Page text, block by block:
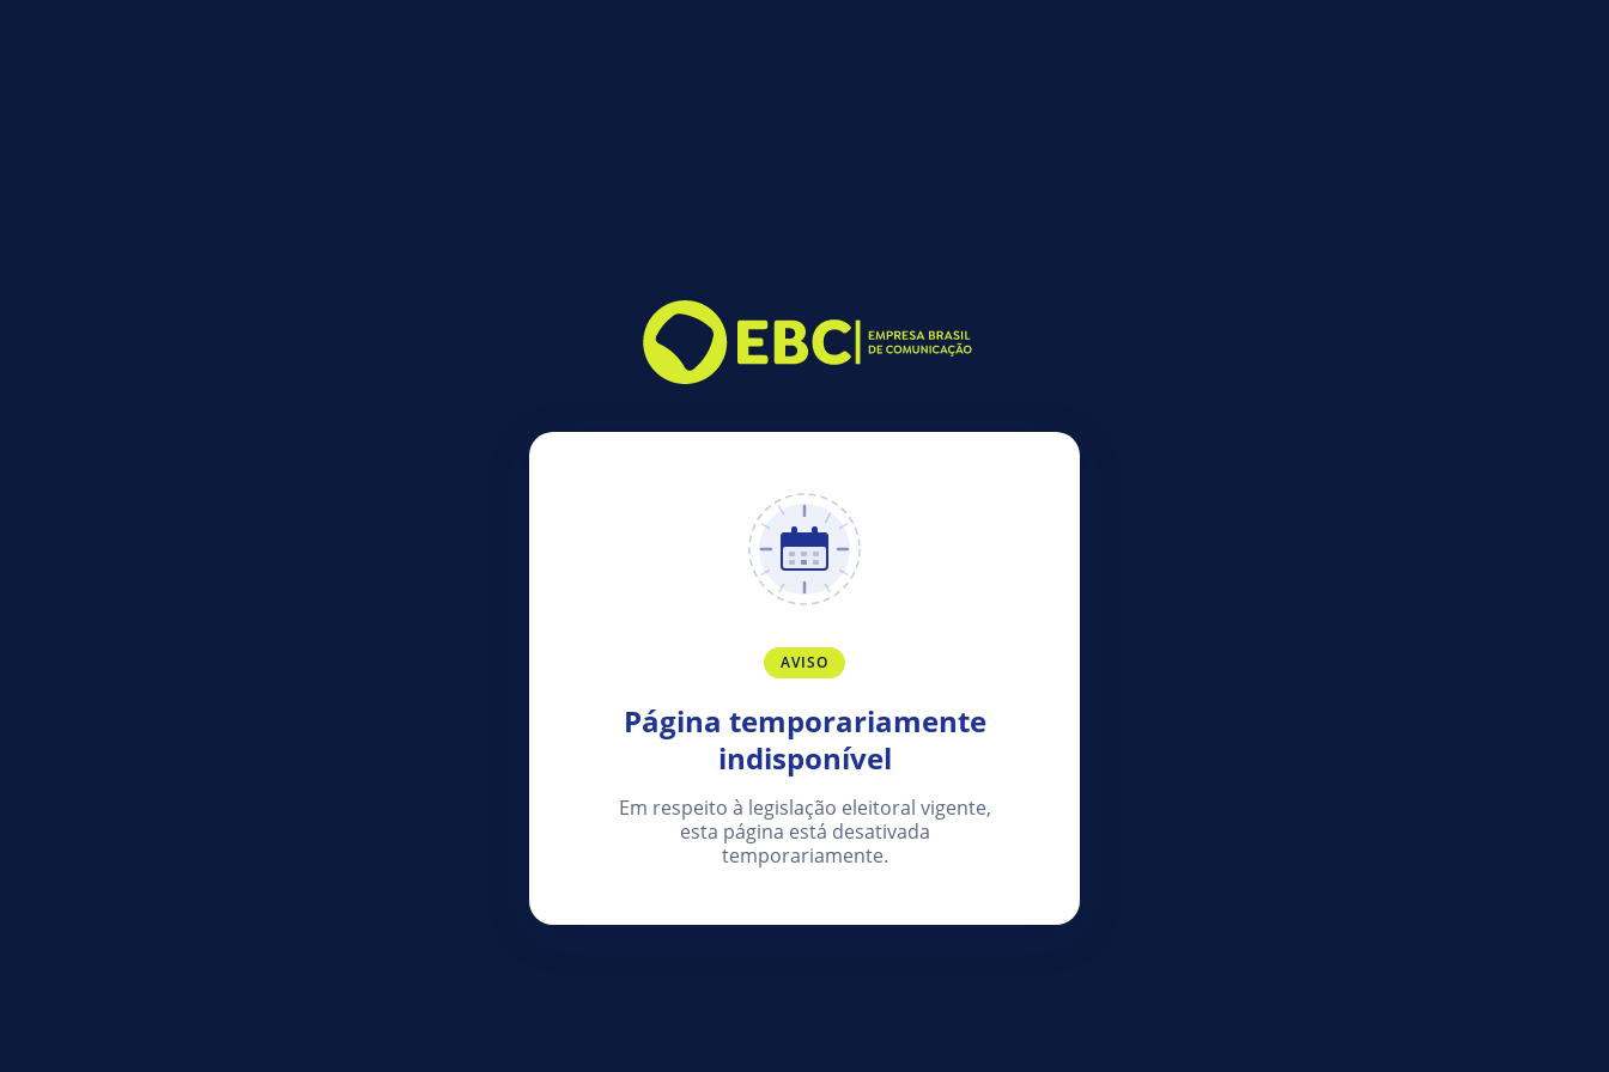
AVISO
Página temporariamente
indisponível
Em respeito à legislação eleitoral vigente,
esta página está desativada
temporariamente.